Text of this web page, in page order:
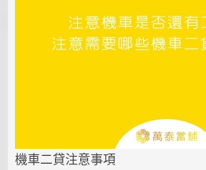
機車二貸注意事項